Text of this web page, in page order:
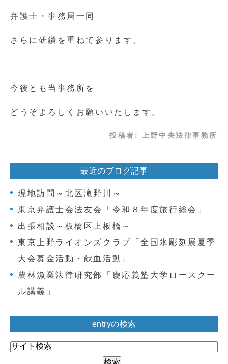
弁護士・事務局一同
さらに研鑽を重ねて参ります。
今後とも当事務所を
どうぞよろしくお願いいたします。
投稿者: 上野中央法律事務所
最近のブログ記事
現地訪問～北区滝野川～
東京弁護士会法友会「令和８年度旅行総会」
出張相談～板橋区上板橋～
東京上野ライオンズクラブ「全国氷彫刻展夏季
大会募金活動・献血活動」
農林漁業法律研究部「慶応義塾大学ロースクー
ル講義」
entryの検索